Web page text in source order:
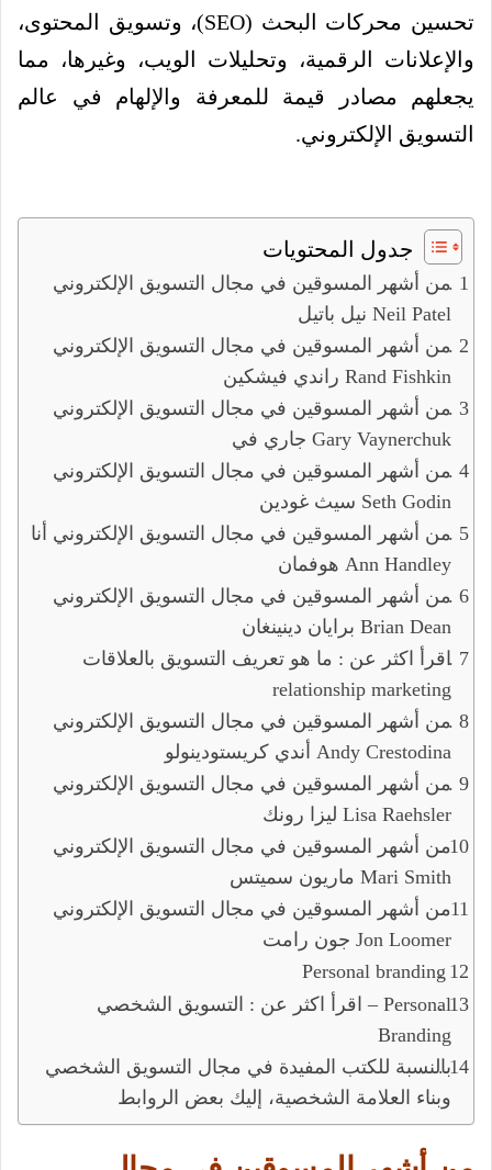
تحسين محركات البحث (SEO)، وتسويق المحتوى،
والإعلانات الرقمية، وتحليلات الويب، وغيرها، مما
يجعلهم مصادر قيمة للمعرفة والإلهام في عالم
التسويق الإلكتروني.
جدول المحتويات
من أشهر المسوقين في مجال التسويق الإلكتروني
نيل باتيل Neil Patel
من أشهر المسوقين في مجال التسويق الإلكتروني
راندي فيشكين Rand Fishkin
من أشهر المسوقين في مجال التسويق الإلكتروني
جاري في Gary Vaynerchuk
من أشهر المسوقين في مجال التسويق الإلكتروني
سيث غودين Seth Godin
من أشهر المسوقين في مجال التسويق الإلكتروني أنا
هوفمان Ann Handley
من أشهر المسوقين في مجال التسويق الإلكتروني
برايان دينينغان Brian Dean
اقرأ اكثر عن : ما هو تعريف التسويق بالعلاقات
relationship marketing
من أشهر المسوقين في مجال التسويق الإلكتروني
أندي كريستودينولو Andy Crestodina
من أشهر المسوقين في مجال التسويق الإلكتروني
ليزا رونك Lisa Raehsler
من أشهر المسوقين في مجال التسويق الإلكتروني
ماريون سميتس Mari Smith
من أشهر المسوقين في مجال التسويق الإلكتروني
جون رامت Jon Loomer
Personal branding
اقرأ اكثر عن : التسويق الشخصي – Personal
Branding
بالنسبة للكتب المفيدة في مجال التسويق الشخصي
وبناء العلامة الشخصية، إليك بعض الروابط